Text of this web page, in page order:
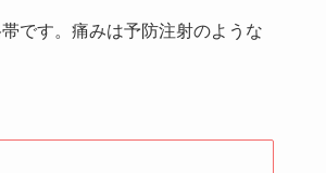
です。痛みは予防注射のような